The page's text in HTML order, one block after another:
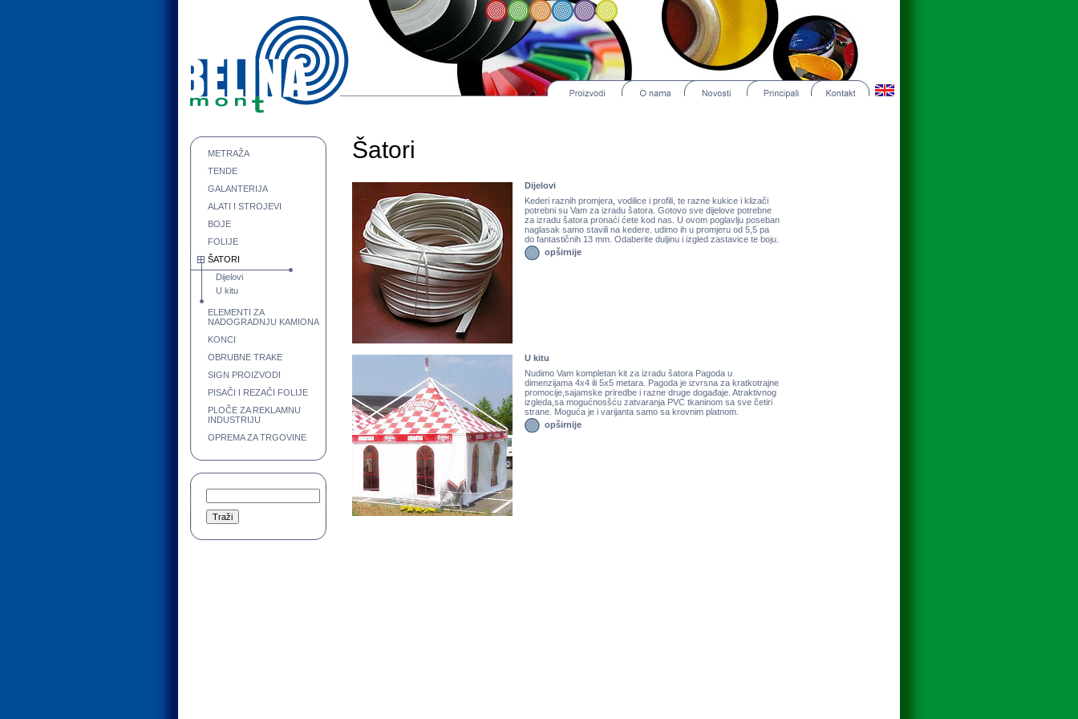
METRAŽA
TENDE
GALANTERIJA
ALATI I STROJEVI
BOJE
FOLIJE
ŠATORI
Dijelovi
U kitu
ELEMENTI ZA
NADOGRADNJU KAMIONA
KONCI
OBRUBNE TRAKE
SIGN PROIZVODI
PISAČI I REZAČI FOLIJE
PLOČE ZA REKLAMNU
INDUSTRIJU
OPREMA ZA TRGOVINE
Šatori
Dijelovi
Kederi raznih promjera, vodilice i profili, te razne kukice i klizači
potrebni su Vam za izradu šatora. Gotovo sve dijelove potrebne
za izradu šatora pronaći ćete kod nas. U ovom poglavlju poseban
naglasak samo stavili na kedere. udimo ih u promjeru od 5,5 pa
do fantastičnih 13 mm. Odaberite duljinu i izgled zastavice te boju.
opširnije
U kitu
Nudimo Vam kompletan kit za izradu šatora Pagoda u
dimenzijama 4x4 ili 5x5 metara. Pagoda je izvrsna za kratkotrajne
promocije,sajamske priredbe i razne druge događaje. Atraktivnog
izgleda,sa mogućnosšću zatvaranja PVC tkaninom sa sve četiri
strane. Moguća je i varijanta samo sa krovnim platnom.
opširnije